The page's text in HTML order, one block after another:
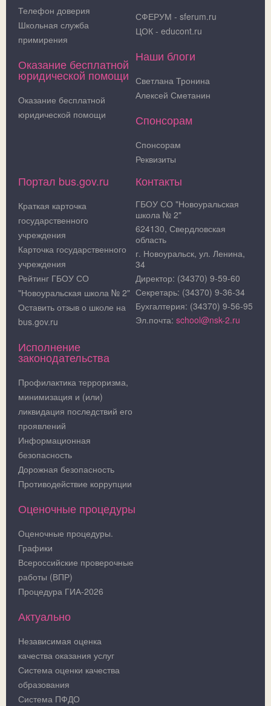
Телефон доверия
Школьная служба
примирения
Оказание бесплатной
юридической помощи
Оказание бесплатной
юридической помощи
СФЕРУМ - sferum.ru
ЦОК - educont.ru
Наши блоги
Светлана Тронина
Алексей Сметанин
Спонсорам
Спонсорам
Реквизиты
Портал bus.gov.ru
Краткая карточка
государственного
учреждения
Карточка государственного
учреждения
Рейтинг ГБОУ СО
"Новоуральская школа № 2"
Оставить отзыв о школе на
bus.gov.ru
Исполнение
законодательства
Профилактика терроризма,
минимизация и (или)
ликвидация последствий его
проявлений
Информационная
безопасность
Дорожная безопасность
Противодействие коррупции
Оценочные процедуры
Оценочные процедуры.
Графики
Всероссийские проверочные
работы (ВПР)
Процедура ГИА-2026
Актуально
Независимая оценка
качества оказания услуг
Система оценки качества
образования
Система ПФДО
Контакты
ГБОУ СО "Новоуральская
школа № 2"
624130, Свердловская
область
г. Новоуральск, ул. Ленина,
34
Директор: (34370) 9-59-60
Секретарь: (34370) 9-36-34
Бухгалтерия: (34370) 9-56-95
Эл.почта: school@nsk-2.ru